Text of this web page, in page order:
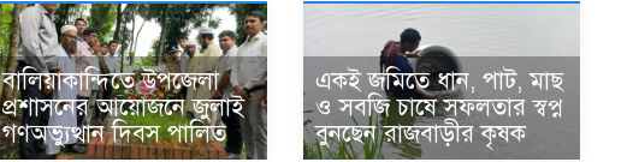
বালিয়াকান্দিতে উপজেলা
প্রশাসনের আয়োজনে জুলাই
গণঅভ্যুত্থান দিবস পালিত
একই জমিতে ধান, পাট, মাছ
ও সবজি চাষে সফলতার স্বপ্ন
বুনছেন রাজবাড়ীর কৃষক